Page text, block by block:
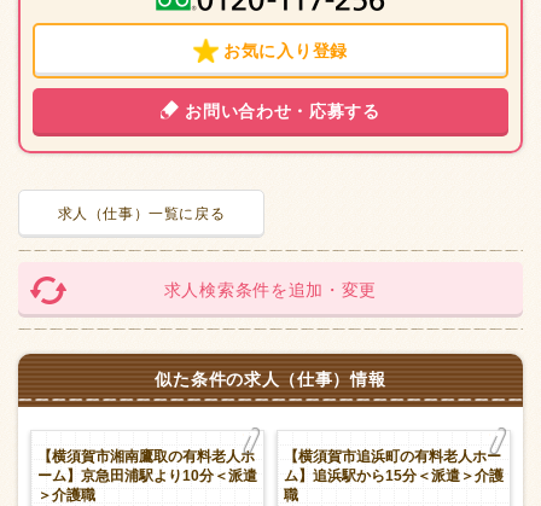
お気に入り登録
お問い合わせ・応募する
求人（仕事）一覧に戻る
求人検索条件を追加・変更
似た条件の求人（仕事）情報
【横須賀市湘南鷹取の有料老人ホ
ーム】京急田浦駅より10分＜派遣
＞介護職
【横須賀市追浜町の有料老人ホー
ム】追浜駅から15分＜派遣＞介護
職